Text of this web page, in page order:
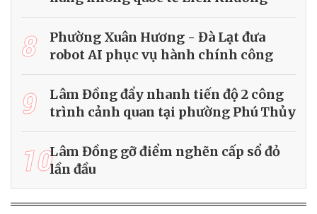
8
Phường Xuân Hương - Đà Lạt đưa
robot AI phục vụ hành chính công
9
Lâm Đồng đẩy nhanh tiến độ 2 công
trình cảnh quan tại phường Phú Thủy
10Lâm Đồng gỡ điểm nghẽn cấp sổ đỏ
lần đầu